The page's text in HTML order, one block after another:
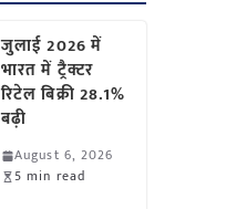
जुलाई 2026 में
भारत में ट्रैक्टर
रिटेल बिक्री 28.1%
बढ़ी
August 6, 2026
5 min read